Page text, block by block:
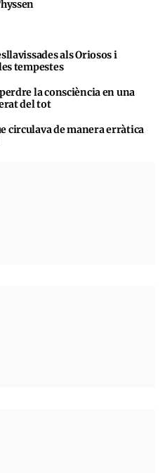
als Oriosos i
tempestes
la consciència en una
del tot
circulava de manera erràtica